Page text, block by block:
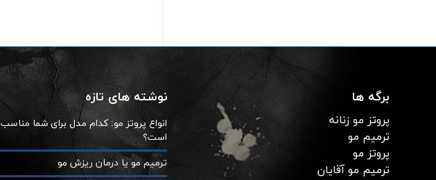
برگه ها
پروتز مو زنانه
ترمیم مو
پروتز مو
ترمیم مو آقایان
نوشته های تازه
انواع پروتز مو: کدام مدل برای شما مناسب
است؟
ترمیم مو یا درمان ریزش مو